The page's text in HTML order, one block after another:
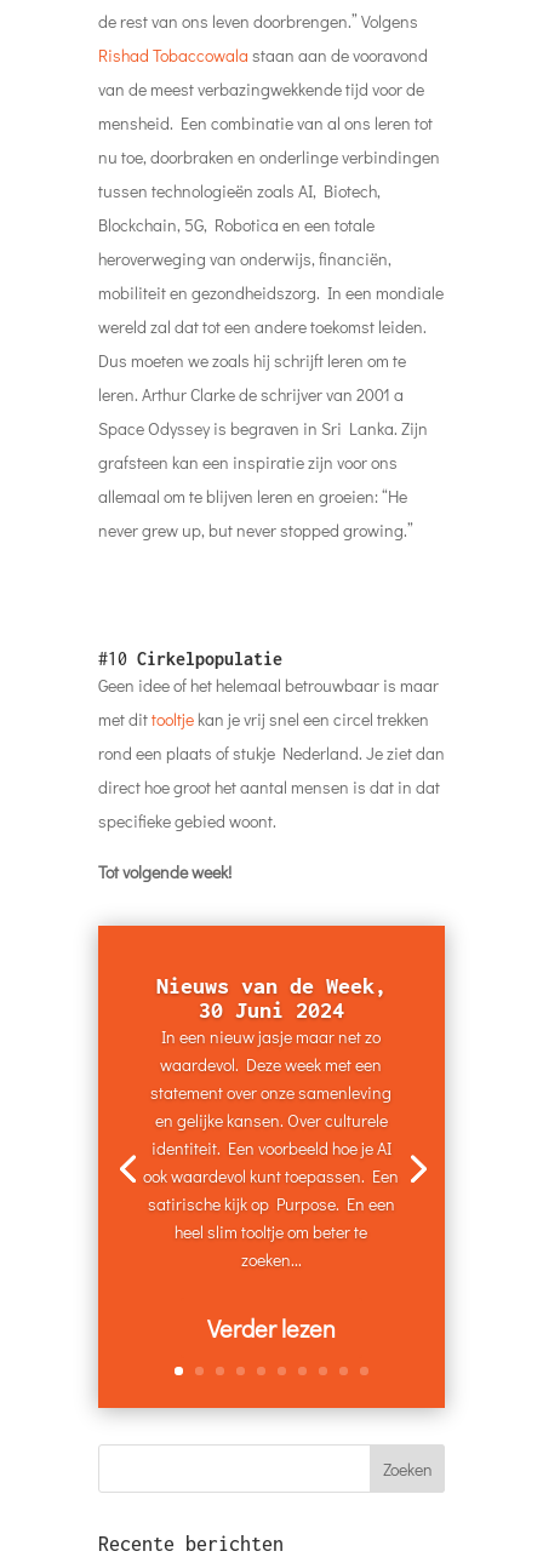
de rest van ons leven doorbrengen.” Volgens
Rishad Tobaccowala staan ​​aan de vooravond
van de meest verbazingwekkende tijd voor de
mensheid. Een combinatie van al ons leren tot
nu toe, doorbraken en onderlinge verbindingen
tussen technologieën zoals AI, Biotech,
Blockchain, 5G, Robotica en een totale
heroverweging van onderwijs, financiën,
mobiliteit en gezondheidszorg. In een mondiale
wereld zal dat tot een andere toekomst leiden.
Dus moeten we zoals hij schrijft leren om te
leren. Arthur Clarke de schrijver van 2001 a
Space Odyssey is begraven in Sri Lanka. Zijn
grafsteen kan een inspiratie zijn voor ons
allemaal om te blijven leren en groeien: “He
never grew up, but never stopped growing.”
#10 Cirkelpopulatie
Geen idee of het helemaal betrouwbaar is maar
met dittooltjekan je vrij snel een circel trekken
rond een plaats of stukje Nederland. Je ziet dan
direct hoe groot het aantal mensen is dat in dat
specifieke gebied woont.
Tot volgende week!
Nieuws van de Week,
30 Juni 2024
In een nieuw jasje maar net zo
waardevol. Deze week met een
statement over onze samenleving
en gelijke kansen. Over culturele
identiteit. Een voorbeeld hoe je AI
ook waardevol kunt toepassen. Een
satirische kijk op Purpose. En een
heel slim tooltje om beter te
zoeken...
Verder lezen
Recente berichten